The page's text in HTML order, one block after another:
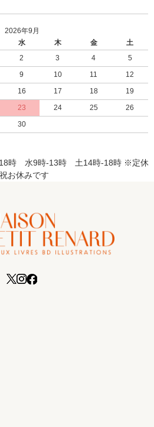
2026年9月
水 木 金
土
2 3 4
5
9 10 11
12
16 17 18
19
23 24 25
26
30
18時 水9時-13時 土14時-18時 ※定休
お休みです